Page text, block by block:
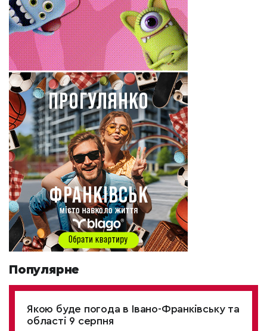
Популярне
Якою буде погода в Івано-Франківську та
області 9 серпня